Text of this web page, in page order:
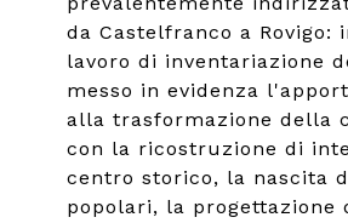
da Castelfranco a Rovigo:
lavoro di inventariazione
messo in evidenza
alla trasformazione della
con la ricostruzione di
centro storico, la nascita
popolari, la progettazione